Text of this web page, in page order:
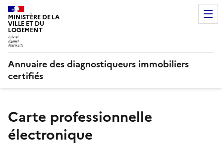
MINISTÈRE DE LA
VILLE ET DU
LOGEMENT
Annuaire des diagnostiqueurs immobiliers
certifiés
Carte professionnelle
électronique